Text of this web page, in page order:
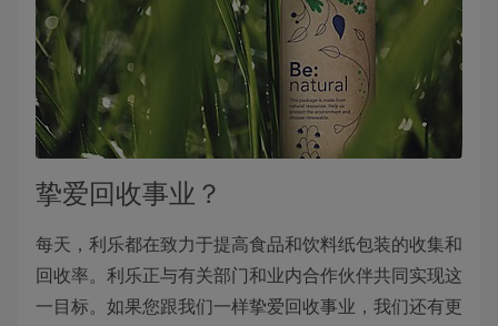
挚爱回收事业？
每天，利乐都在致力于提高食品和饮料纸包装的收集和
回收率。利乐正与有关部门和业内合作伙伴共同实现这
一目标。如果您跟我们一样挚爱回收事业，我们还有更